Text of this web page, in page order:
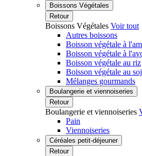
Boissons Végétales
Retour
Boissons Végétales Voir tout
Autres boissons
Boisson végétale à
Boisson végétale à
Boisson végétale au riz
Boisson végétale au
Mélanges gourmands
Boulangerie et viennoiseries
Retour
Boulangerie et viennoiseries
Pain
Viennoiseries
Céréales petit-déjeuner
Retour